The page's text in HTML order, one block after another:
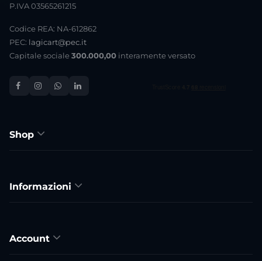
P.IVA 03565261215
Codice REA: NA-612862
PEC: lagicart@pec.it
Capitale sociale 300.000,00 interamente versato
Shop
Informazioni
Account